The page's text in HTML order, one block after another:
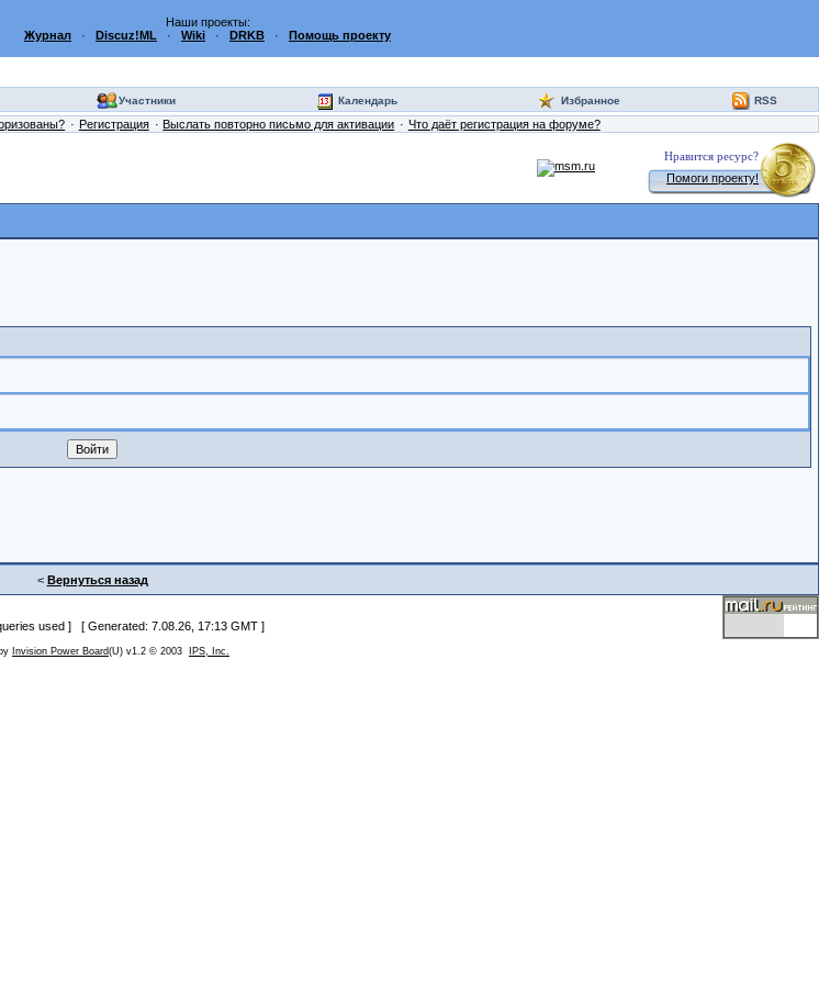
Наши проекты:
Журнал · Discuz!ML · Wiki · DRKB · Помощь проекту
Участники Календарь Избранное RSS
Регистрация Выслать повторно письмо для активации Что даёт регистрация на форуме?
Нравится ресурс?
Помоги проекту!
< Вернуться назад
used ] [ Generated: 7.08.26, 17:13 GMT ]
Invision Power Board(U) v1.2 © 2003 IPS, Inc.